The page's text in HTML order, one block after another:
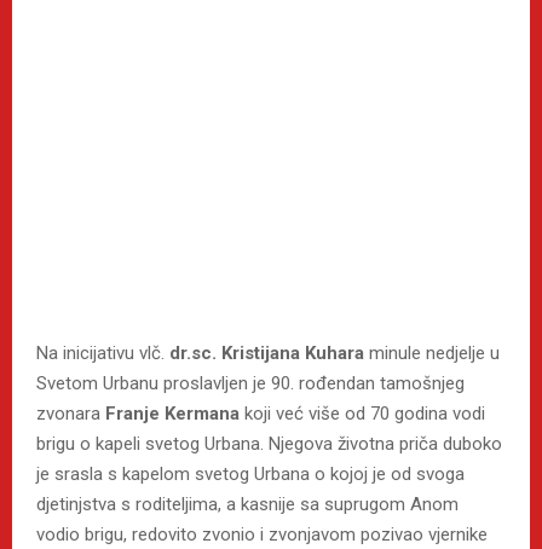
Na inicijativu vlč. dr.sc. Kristijana Kuhara minule nedjelje u
Svetom Urbanu proslavljen je 90. rođendan tamošnjeg
zvonara Franje Kermana koji već više od 70 godina vodi
brigu o kapeli svetog Urbana. Njegova životna priča duboko
je srasla s kapelom svetog Urbana o kojoj je od svoga
djetinjstva s roditeljima, a kasnije sa suprugom Anom
vodio brigu, redovito zvonio i zvonjavom pozivao vjernike